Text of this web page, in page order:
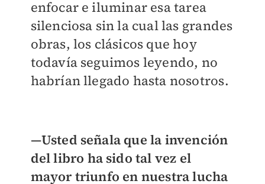
enfocar e iluminar esa tarea
silenciosa sin la cual las grandes
obras, los clásicos que hoy
todavía seguimos leyendo, no
habrían llegado hasta nosotros.
—Usted señala que la invención
del libro ha sido tal vez el
mayor triunfo en nuestra lucha